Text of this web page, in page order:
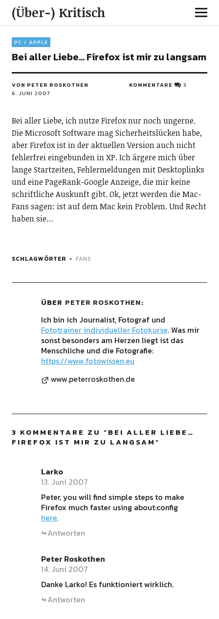
(Über-) Kritisch
PC / APPLE
Bei aller Liebe… Firefox ist mir zu langsam
VON PETER ROSKOTHEN
6. JUNI 2007
KOMMENTARE 3
Bei aller Liebe, ich nutze Firefox nur noch ungerne.
Die Microsoft Software mag Sicherheitslücken habe,
aber Firefox ist in der aktuellen Version auch nicht
fehlerfrei eingebunden in XP. Ich ärgere mich über
lange Startzeiten, Fehlermeldungen mit Desktoplinks
und eine PageRank-Google Anzeige, die mir keine
schriftliche Auskunft gibt. Ok, jetzt werden die Mac-
Fans sagen: ist auf dem Mac kein Problem. Und Recht
haben sie…
SCHLAGWÖRTER FANS
ÜBER PETER ROSKOTHEN
Ich bin ich Journalist, Fotograf und
Fototrainer individueller Fotokurse. Was mir
sonst besonders am Herzen liegt ist das
Menschliche und die Fotografie:
https://www.fotowissen.eu
www.peterroskothen.de
3 KOMMENTARE ZU “BEI ALLER LIEBE…
FIREFOX IST MIR ZU LANGSAM”
Larko
13. Juni 2007
Peter, you will find simple steps to make
Firefox much faster using about:config
here.
Antworten
Peter Roskothen
14. Juni 2007
Danke Larko! Es funktioniert wirklich.
Antworten